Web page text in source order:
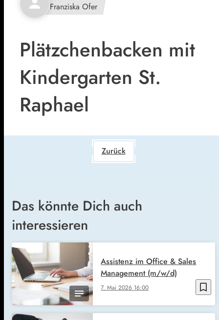
person Franziska Ofer
Plätzchenbacken mit
Kindergarten St.
Raphael
Zurück
Das könnte Dich auch
interessieren
bookmark_border
7. Mai 2026 16:00
Assistenz im Office & Sales
Management (m/w/d)